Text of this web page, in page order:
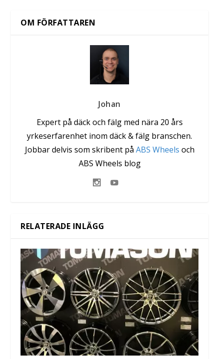
OM FÖRFATTAREN
Johan
Expert på däck och fälg med nära 20 års
yrkeserfarenhet inom däck & fälg branschen.
Jobbar delvis som skribent på ABS Wheels och
ABS Wheels blog
RELATERADE INLÄGG